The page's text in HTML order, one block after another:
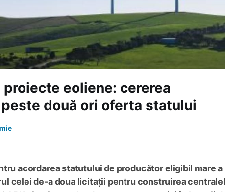
eoliene: cererea
două ori oferta statului
acordarea statutului de producător eligibil mare
celei de-a doua licitații pentru construirea